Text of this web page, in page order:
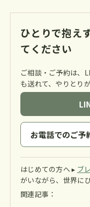
ひとりで抱え
てください
ご相談・ご予約は、
も送れて、やりとり
お電話でのご予
はじめての方へ ▸ ブ
がいながら、世界に
関連記事：